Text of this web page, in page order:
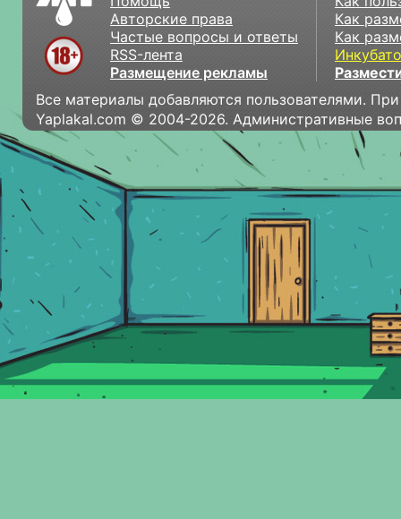
Авторские права
Частые вопросы и ответы
RSS-лента
Размещение рекламы
Как
Как
Все материалы добавляются пользователями.
Yaplakal.com © 2004-2026. Административные